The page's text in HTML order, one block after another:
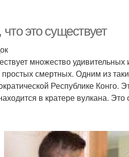
это существует
множество
смертных. Одним из
Республике Конго.
в кратере вулкана.